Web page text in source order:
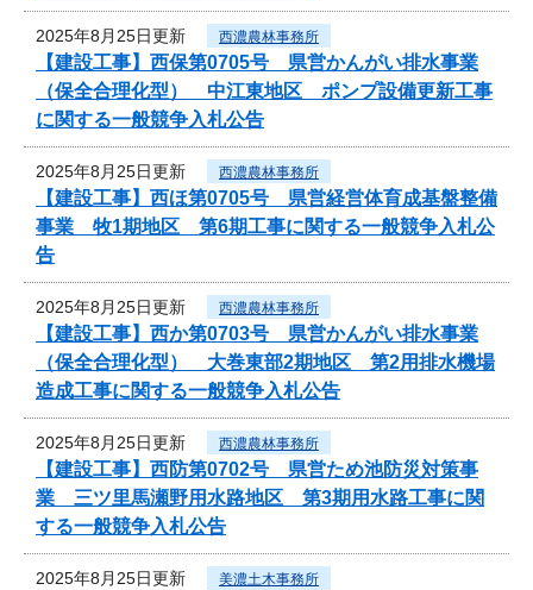
2025年8月25日更新 西濃農林事務所
【建設工事】西保第0705号 県営かんがい排水事業
（保全合理化型） 中江東地区 ポンプ設備更新工事
に関する一般競争入札公告
2025年8月25日更新 西濃農林事務所
【建設工事】西ほ第0705号 県営経営体育成基盤整備
事業 牧1期地区 第6期工事に関する一般競争入札公
告
2025年8月25日更新 西濃農林事務所
【建設工事】西か第0703号 県営かんがい排水事業
（保全合理化型） 大巻東部2期地区 第2用排水機場
造成工事に関する一般競争入札公告
2025年8月25日更新 西濃農林事務所
【建設工事】西防第0702号 県営ため池防災対策事
業 三ツ里馬瀬野用水路地区 第3期用水路工事に関
する一般競争入札公告
2025年8月25日更新 美濃土木事務所